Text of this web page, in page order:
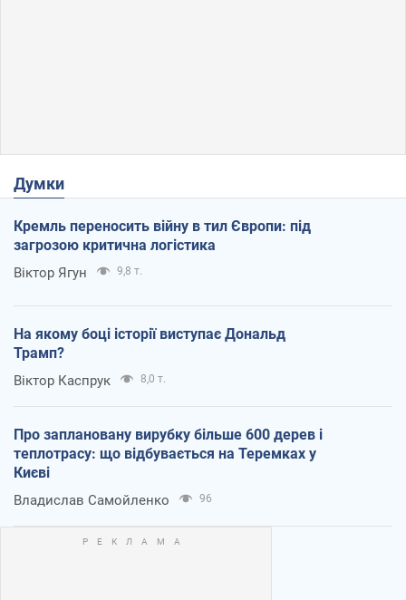
Думки
Кремль переносить війну в тил Європи: під
загрозою критична логістика
Віктор Ягун 9,8 т.
На якому боці історії виступає Дональд
Трамп?
Віктор Каспрук 8,0 т.
Про заплановану вирубку більше 600 дерев і
теплотрасу: що відбувається на Теремках у
Києві
Владислав Самойленко 96